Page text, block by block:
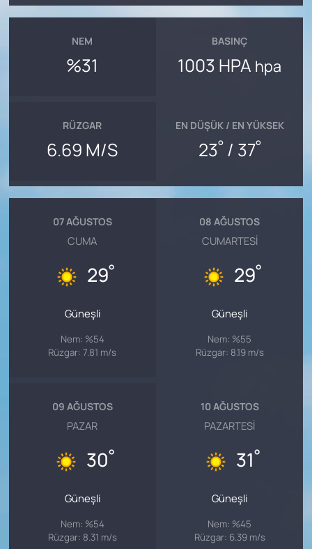
NEM
%31
BASINÇ
1003 HPA hpa
RÜZGAR
6.69 M/S
EN DÜŞÜK / EN YÜKSEK
23°/ 37°
07 AĞUSTOS
CUMA
29°
Güneşli
Nem: %54
Rüzgar: 7.81 m/s
08 AĞUSTOS
CUMARTESI
29°
Güneşli
Nem: %55
Rüzgar: 8.19 m/s
09 AĞUSTOS
PAZAR
30°
Güneşli
Nem: %54
Rüzgar: 8.31 m/s
10 AĞUSTOS
PAZARTESI
31°
Güneşli
Nem: %45
Rüzgar: 6.39 m/s